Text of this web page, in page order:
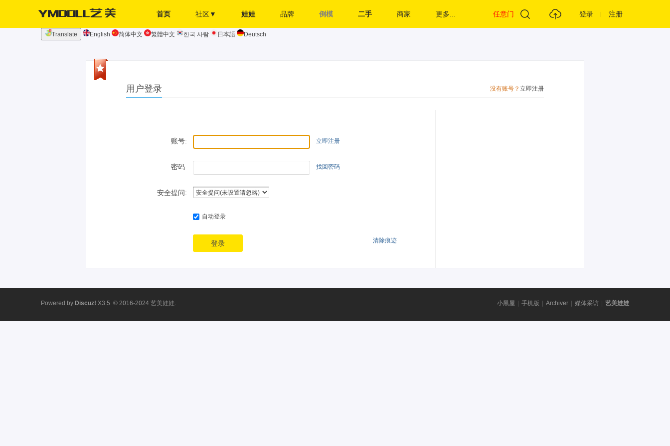
首页 社区▼ 娃娃 品牌 倒模 二手 商家 更多... 任意门 登录 注册
Translate English 简体中文 繁體中文 한국 사람 日本語 Deutsch
没有账号？ 立即注册
用户登录
账号: 立即注册
密码: 找回密码
安全提问:
自动登录
登录 清除痕迹
小黑屋 手机版 Archiver 媒体采访 艺美娃娃
Powered by Discuz! X3.5 © 2016-2024 艺美娃娃.